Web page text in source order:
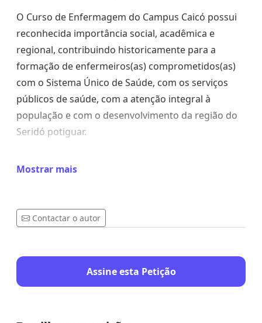
O Curso de Enfermagem do Campus Caicó possui
reconhecida importância social, acadêmica e
regional, contribuindo historicamente para a
formação de enfermeiros(as) comprometidos(as)
com o Sistema Único de Saúde, com os serviços
públicos de saúde, com a atenção integral à
população e com o desenvolvimento da região do
Seridó potiguar.
perdas em seu quadro docente, decorrentes de
saídas sem substituição e vínculos temporários
sem garantia de renovação. Embora tenha havido
recomposição não se efetivou de forma suficiente,
pois novas vacâncias ocorreram e parte das perdas
acumuladas permaneceu sem reposição integral.
Mostrar mais
Contactar o autor
Assine esta Petição